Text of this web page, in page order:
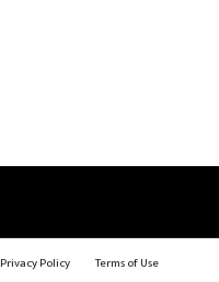
Privacy Policy
Terms of Use